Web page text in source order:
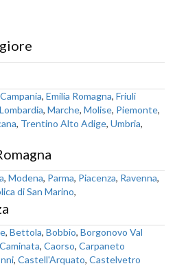
Campania, Emilia Romagna, Friuli
Lombardia, Marche, Molise, Piemonte,
, Trentino Alto Adige, Umbria,
, Modena, Parma, Piacenza, Ravenna,
di San Marino,
, Bettola, Bobbio, Borgonovo Val
Caminata, Caorso, Carpaneto
, Castell'Arquato, Castelvetro